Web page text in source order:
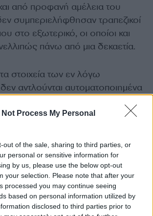
Not Process My Personal
out of the sale, sharing to third parties, or
personal or sensitive information for
by us, please use the below opt-out
your selection. Please note that after your
processed you may continue seeing
based on personal information utilized by
disclosed to third parties prior to
από προφανή αμέλεια του
συμπεριελήφθησαν τραπεζικοί
στο εξωτερικό, οι οποίοι και
πάνω από μια δεκαετία.
στοιχεία των εν λόγω
αντλούνται αυτοματοποιημένα
εντοπίζεται η παράλειψη του
ενημερώνω ότι θα προχωρήσω
νόμιμες διαδικασίες για τη
τυπικών αυτών παραλείψεων.
και οικονομική μου κατάσταση